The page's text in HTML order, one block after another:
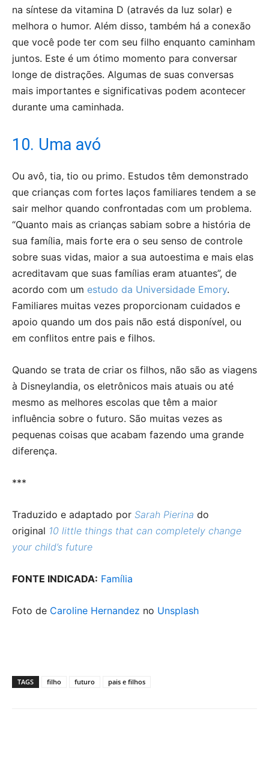
na síntese da vitamina D (através da luz solar) e
melhora o humor. Além disso, também há a conexão
que você pode ter com seu filho enquanto caminham
juntos. Este é um ótimo momento para conversar
longe de distrações. Algumas de suas conversas
mais importantes e significativas podem acontecer
durante uma caminhada.
10. Uma avó
Ou avô, tia, tio ou primo. Estudos têm demonstrado
que crianças com fortes laços familiares tendem a se
sair melhor quando confrontadas com um problema.
“Quanto mais as crianças sabiam sobre a história de
sua família, mais forte era o seu senso de controle
sobre suas vidas, maior a sua autoestima e mais elas
acreditavam que suas famílias eram atuantes”, de
acordo com um estudo da Universidade Emory.
Familiares muitas vezes proporcionam cuidados e
apoio quando um dos pais não está disponível, ou
em conflitos entre pais e filhos.
Quando se trata de criar os filhos, não são as viagens
à Disneylandia, os eletrônicos mais atuais ou até
mesmo as melhores escolas que têm a maior
influência sobre o futuro. São muitas vezes as
pequenas coisas que acabam fazendo uma grande
diferença.
***
Traduzido e adaptado por Sarah Pierina do
original 10 little things that can completely change
your child’s future
FONTE INDICADA: Família
Foto de Caroline Hernandez no Unsplash
TAGS filho futuro pais e filhos